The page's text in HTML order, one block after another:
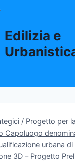
Edilizia e
/ Progetto per
Capoluogo
urbana
3D – Progetto